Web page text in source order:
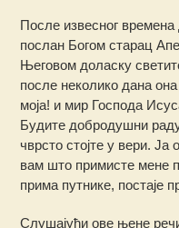
После извесног
послан Богом старац
Његовом доласку
после неколико дана
моја! и мир Господа
Будите добродушни
чврсто стојте у вери.
вам што примисте мене
прима путнике, постаје
Слушајући ове њене